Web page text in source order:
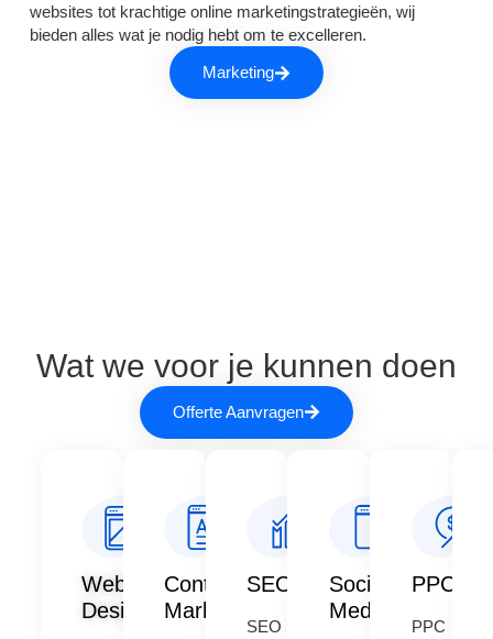
websites tot krachtige online marketingstrategieën, wij
bieden alles wat je nodig hebt om te excelleren.
Marketing
Wat we voor je kunnen doen
Offerte Aanvragen
Web
Design​
Content
Marketing​
SEO
SEO
Social
Media
PPC
PPC